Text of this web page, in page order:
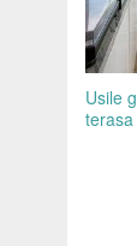
Usile
terasa